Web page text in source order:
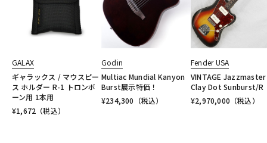
GALAX
ギャラックス / マウスピー
ス ホルダー R-1 トロンボ
ーン用 1本用
¥1,672 （税込）
Godin
Multiac Mundial Kanyon
Burst展示特価！
¥234,300 （税込）
Fender USA
VINTAGE
Clay Dot Sunburst/R
¥2,970,000 （税込）